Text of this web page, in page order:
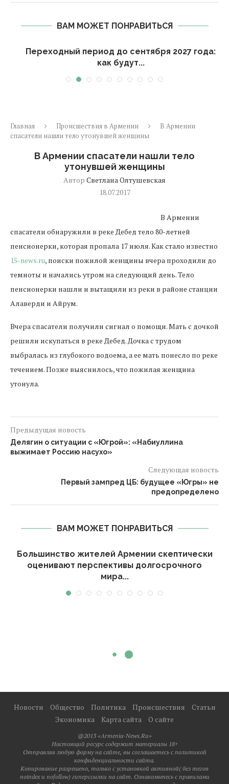
ВАМ МОЖЕТ ПОНРАВИТЬСЯ
Переходный период до сентября 2027 года:
как будут...
Главная Происшествия в Армении
В Армении
спасатели нашли тело утонувшей женщины
В Армении спасатели нашли тело
утонувшей женщины
Автор Светлана Олтушевская
18.07.2017
В Армении
спасатели обнаружили в реке Дебед тело 80-летней
пенсионерки, которая пропала 17 июля. Как стало известно
15-news.ru, поиски пожилой женщины вчера проходили до
темноты и начались утром на следующий день. Тело
пенсионерки нашли и вытащили из реки в районе станции
Алаверди и Айрум.
Вчера спасатели получили сигнал о помощи. Мать с дочкой
решили искупаться в реке Дебед. Дочка с трудом
выбралась из глубокого водоема, а ее мать понесло по реке
течением. Позже выяснилось, что пожилая женщина
утонула.
Предыдущая новость
Делягин о ситуации с «Югрой»: «Набиуллина
выжимает Россию насухо»
Следующая новость
Первый зампред ЦБ: будущее «Югры» не
предопределено
ВАМ МОЖЕТ ПОНРАВИТЬСЯ
Большинство жителей Армении скептически
оценивают перспективы долгосрочного
мира...
Новости Общество Политика Происшествия
Статьи
Экономика
Карта сайта О сайте
@2013 «Armenia-News.Ru»
Настоящий ресурс содержит материалы 18+
Отправляя любую форму на сайте, вы соглашаетесь с политикой
конфиденциальности сайта.
Копирование разрешено, только с установкой активной( без тегов
noindex и nofollow) гиперссылки на сайт. Ознакомьтесь с правилами